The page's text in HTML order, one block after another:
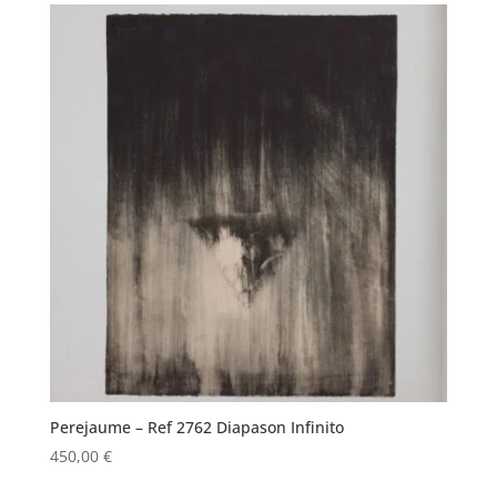
Perejaume – Ref 2762 Diapason Infinito
450,00 €